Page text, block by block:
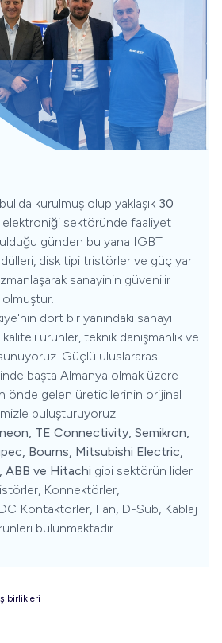
kurulmuş olup yaklaşık 30
elektroniği sektöründe faaliyet
günden bu yana IGBT
disk tipi tristörler ve güç yarı
sanayinin güvenilir
dört bir yanındaki sanayi
ürünler, teknik danışmanlık ve
Güçlü uluslararası
başta Almanya olmak üzere
önde gelen üreticilerinin orijinal
buluşturuyoruz.
TE Connectivity, Semikron,
Bourns, Mitsubishi Electric,
ABB ve Hitachi gibi sektörün lider
Konnektörler,
Kontaktörler, Fan, D-Sub, Kablaj
bulunmaktadır.
birlikleri